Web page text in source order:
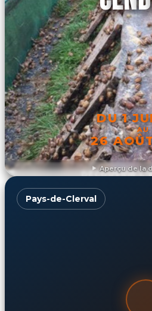
Aperçu de la
DU 1
AU
26
DÉCOUVRIR
Pays-de-Clerval